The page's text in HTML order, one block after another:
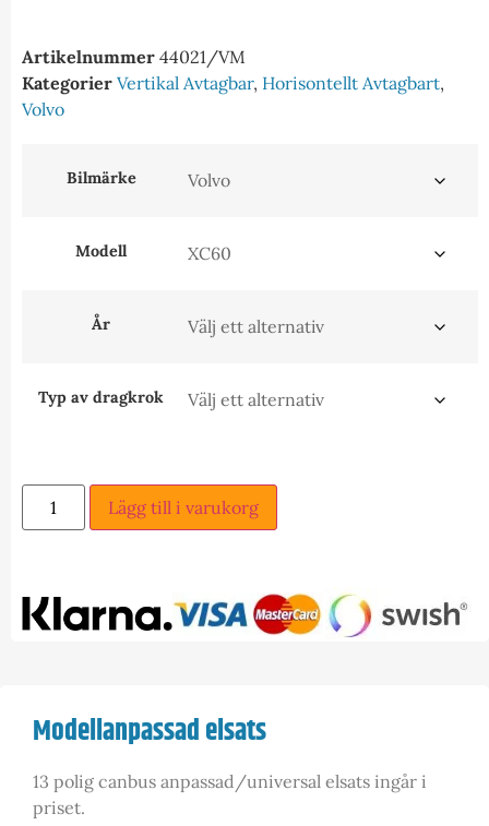
Artikelnummer 44021/VM
Kategorier Vertikal Avtagbar, Horisontellt Avtagbart,
Volvo
Bilmärke
Modell
År
Typ av dragkrok
Lägg till i varukorg
Modellanpassad elsats
13 polig canbus anpassad/universal elsats ingår i
priset.